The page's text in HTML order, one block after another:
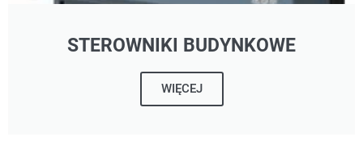
STEROWNIKI BUDYNKOWE
WIĘCEJ